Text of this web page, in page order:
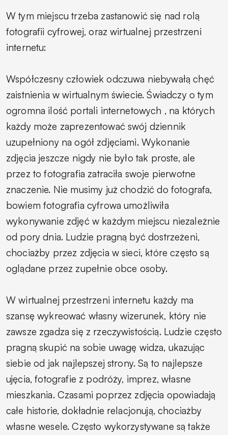
W tym miejscu trzeba zastanowić się nad rolą
fotografii cyfrowej, oraz wirtualnej przestrzeni
internetu:
Współczesny człowiek odczuwa niebywałą chęć
zaistnienia w wirtualnym świecie. Świadczy o tym
ogromna ilość portali internetowych , na których
każdy może zaprezentować swój dziennik
uzupełniony na ogół zdjęciami. Wykonanie
zdjęcia jeszcze nigdy nie było tak proste, ale
przez to fotografia zatraciła swoje pierwotne
znaczenie. Nie musimy już chodzić do fotografa,
bowiem fotografia cyfrowa umożliwiła
wykonywanie zdjęć w każdym miejscu niezależnie
od pory dnia. Ludzie pragną być dostrzeżeni,
chociażby przez zdjęcia w sieci, które często są
oglądane przez zupełnie obce osoby.
W wirtualnej przestrzeni internetu każdy ma
szansę wykreować własny wizerunek, który nie
zawsze zgadza się z rzeczywistością. Ludzie często
pragną skupić na sobie uwagę widza, ukazując
siebie od jak najlepszej strony. Są to najlepsze
ujęcia, fotografie z podróży, imprez, własne
mieszkania. Czasami poprzez zdjęcia opowiadają
całe historie, dokładnie relacjonują, chociażby
własne wesele. Często wykorzystywane są także